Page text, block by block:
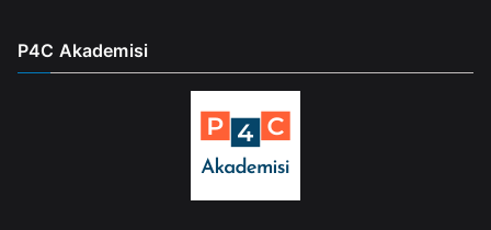
P4C Akademisi